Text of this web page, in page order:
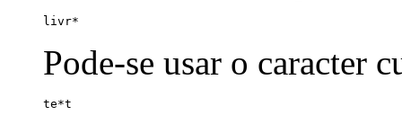
livr*
Pode-se usar o caracter
te*t